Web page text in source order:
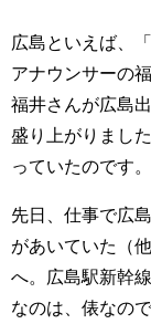
広島といえば、
アナウンサーの
福井さんが広島
盛り上がりまし
っていたのです。
先日、仕事で広
があいていた（
へ。広島駅新幹
なのは、俵なの